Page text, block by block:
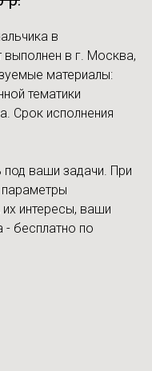
в
выполнен в г. Москва,
материалы:
тематики
Срок исполнения
ваши задачи. При
интересы, ваши
- бесплатно по